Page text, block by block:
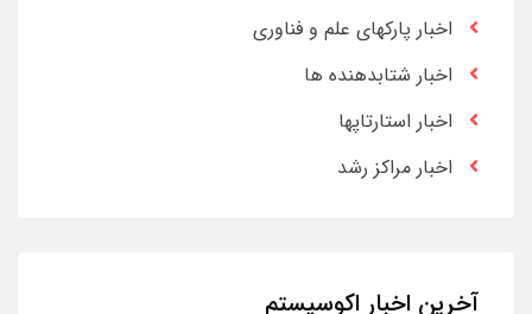
اخبار پارکهای علم و فناوری
اخبار شتابدهنده ها
اخبار استارتاپها
اخبار مراکز رشد
آخرین اخبار اکوسیستم